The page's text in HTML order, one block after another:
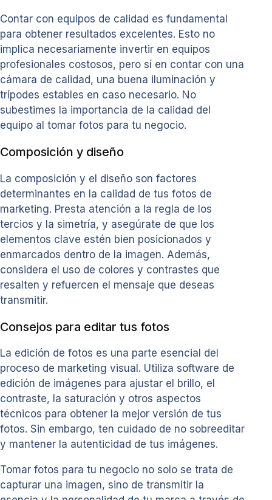
Contar con equipos de calidad es fundamental
para obtener resultados excelentes. Esto no
implica necesariamente invertir en equipos
profesionales costosos, pero sí en contar con una
cámara de calidad, una buena iluminación y
trípodes estables en caso necesario. No
subestimes la importancia de la calidad del
equipo al tomar fotos para tu negocio.
Composición y diseño
La composición y el diseño son factores
determinantes en la calidad de tus fotos de
marketing. Presta atención a la regla de los
tercios y la simetría, y asegúrate de que los
elementos clave estén bien posicionados y
enmarcados dentro de la imagen. Además,
considera el uso de colores y contrastes que
resalten y refuercen el mensaje que deseas
transmitir.
Consejos para editar tus fotos
La edición de fotos es una parte esencial del
proceso de marketing visual. Utiliza software de
edición de imágenes para ajustar el brillo, el
contraste, la saturación y otros aspectos
técnicos para obtener la mejor versión de tus
fotos. Sin embargo, ten cuidado de no sobreeditar
y mantener la autenticidad de tus imágenes.
Tomar fotos para tu negocio no solo se trata de
capturar una imagen, sino de transmitir la